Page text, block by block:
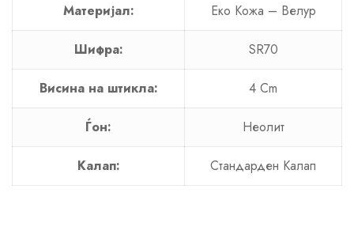
Материјал: Еко Кожа – Велур
Шифра: SR70
Висина на штикла: 4 Cm
Ѓон: Неолит
Калап: Стандарден Калап